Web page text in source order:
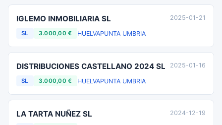
IGLEMO INMOBILIARIA SL
SL 3.000,00 € HUELVAPUNTA UMBRIA
2025-01-21
DISTRIBUCIONES CASTELLANO 2024 SL
SL 3.000,00 € HUELVAPUNTA UMBRIA
2025-01-16
LA TARTA NUÑEZ SL 2024-12-19